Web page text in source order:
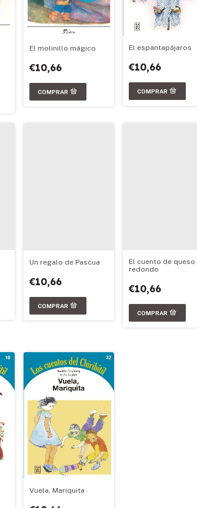
El molinillo mágico
€10,66
El espantapájaros
€10,66
Un regalo de Pascua
€10,66
El cuento de queso
redondo
€10,66
Vuela, Mariquita